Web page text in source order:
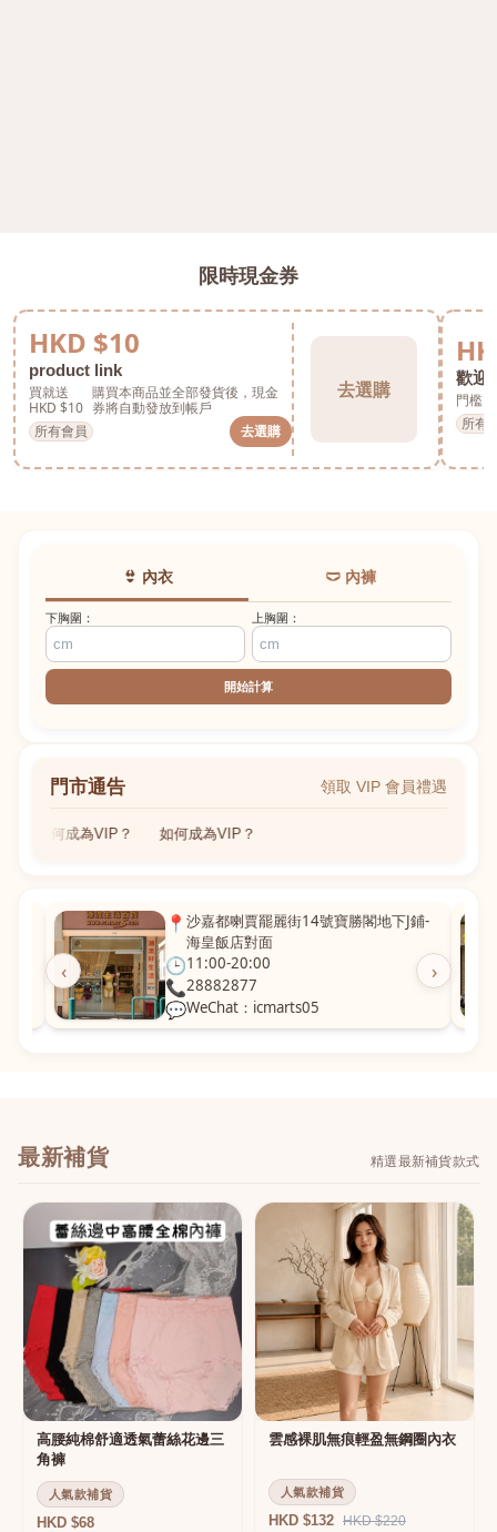
限時現金券
HKD $10
product link
買就送
HKD $10
購買本商品並全部發貨後，現金
券將自動發放到帳戶
所有會員
去選購
去選購
歡迎
門檻
所有
👙 內衣 🩲 內褲
下胸圍： 上胸圍：
開始計算
門市通告 領取 VIP 會員禮遇
如何成為VIP？ 如何成為VIP？
‹ ›
📍 沙嘉都喇賈罷麗街14號寶勝閣地下J鋪-
海皇飯店對面
🕒11:00-20:00
📞28882877
💬WeChat：icmarts05
最新補貨 精選最新補貨款式
高腰純棉舒適透氣蕾絲花邊三
角褲
人氣款補貨
HKD $68
雲感裸肌無痕輕盈無鋼圈內衣
人氣款補貨
HKD $132 HKD $220